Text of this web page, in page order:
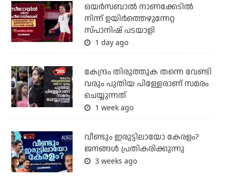
ഒയര്‍സബാൽ നാണക്കേടിൽ
നിന്ന് ഉയിർത്തെഴുന്നേറ്റ
സ്പാനിഷ് പടയാളി
1 day ago
കേന്ദ്രം തിരുത്തുക തന്നെ വേണ്ടി
വരും പുതിയ പിള്ളേരാണ് സമരം
ചെയ്യുന്നത്
1 week ago
വീണ്ടും ഇരുട്ടിലായോ കേരളം?
ജനങ്ങൾ പ്രതികരിക്കുന്നു
3 weeks ago